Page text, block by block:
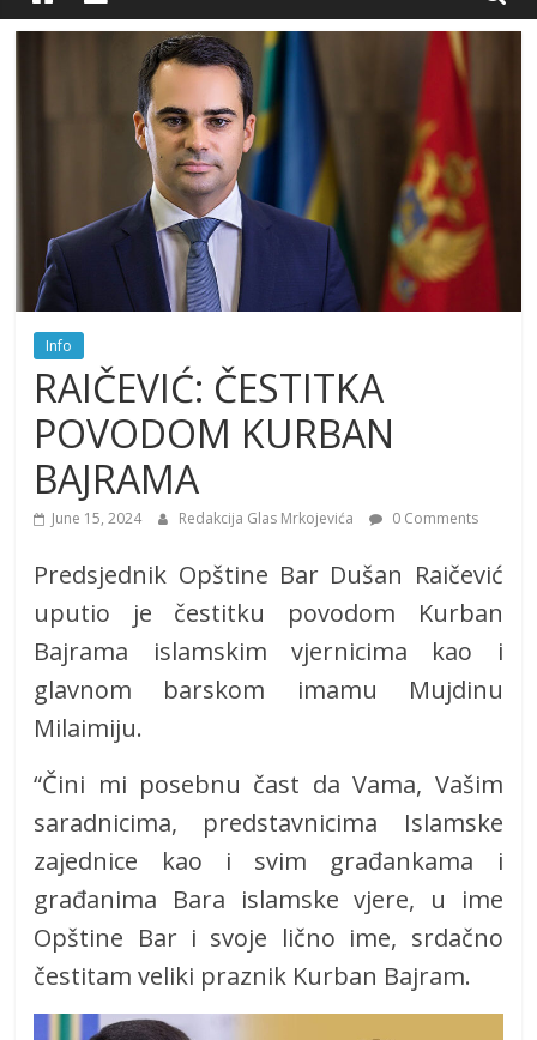
Info
RAIČEVIĆ: ČESTITKA
POVODOM KURBAN
BAJRAMA
June 15, 2024 Redakcija Glas Mrkojevića 0 Comments
Predsjednik Opštine Bar Dušan Raičević
uputio je čestitku povodom Kurban
Bajrama islamskim vjernicima kao i
glavnom barskom imamu Mujdinu
Milaimiju.
“Čini mi posebnu čast da Vama, Vašim
saradnicima, predstavnicima Islamske
zajednice kao i svim građankama i
građanima Bara islamske vjere, u ime
Opštine Bar i svoje lično ime, srdačno
čestitam veliki praznik Kurban Bajram.